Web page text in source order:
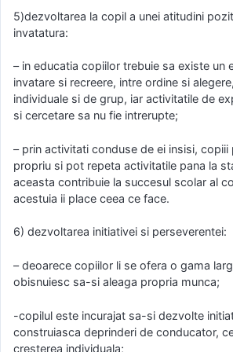
5)dezvoltarea la copil a unei atitudini
invatatura:
– in educatia copiilor trebuie sa existe un
invatare si recreere, intre ordine si
individuale si de grup, iar activitatile de
si cercetare sa nu fie intrerupte;
– prin activitati conduse de ei insisi, copiii
propriu si pot repeta activitatile pana la
aceasta contribuie la succesul scolar al
acestuia ii place ceea ce face.
6) dezvoltarea initiativei si perseverentei:
– deoarece copiilor li se ofera o gama
obisnuiesc sa-si aleaga propria munca;
-copilul este incurajat sa-si dezvolte
construiasca deprinderi de conducator,
cresterea individuala;